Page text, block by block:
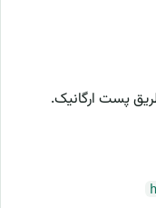
پست ارگانیک.